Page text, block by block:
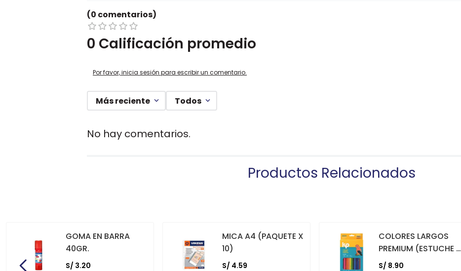
0 Calificación promedio
(0 comentarios)
Por favor, inicia sesión para escribir un comentario.
Más reciente Todos
No hay comentarios.
Productos Relacionados
GOMA EN BARRA
40GR.
S/ 3.20
MICA A4 (PAQUETE X
10)
S/ 4.59
COLORES LARGOS
PREMIUM (ESTUCHE X
12)
S/ 8.90